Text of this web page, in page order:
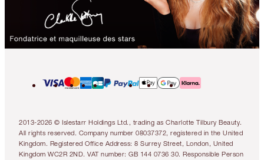
2013-2026 © Islestarr Holdings Ltd., trading as Charlotte Tilbury Beauty.
All rights reserved. Company number 08037372, registered in the United
Kingdom. Registered Office Address: 8 Surrey Street, London, United
Kingdom WC2R 2ND. VAT number: GB 144 0736 30. Responsible Person